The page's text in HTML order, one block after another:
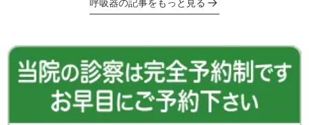
呼吸器の記事をもっと見る